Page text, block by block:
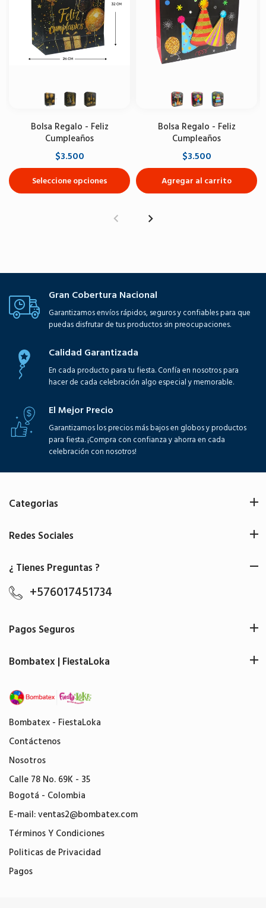
Bolsa Regalo - Feliz
Cumpleaños
$3.500
Seleccione opciones
Bolsa Regalo - Feliz
Cumpleaños
$3.500
Agregar al carrito
Gran Cobertura Nacional
Garantizamos envíos rápidos, seguros y confiables para que
puedas disfrutar de tus productos sin preocupaciones.
Calidad Garantizada
En cada producto para tu fiesta. Confía en nosotros para
hacer de cada celebración algo especial y memorable.
El Mejor Precio
Garantizamos los precios más bajos en globos y productos
para fiesta. ¡Compra con confianza y ahorra en cada
celebración con nosotros!
Bombatex - FiestaLoka
Contáctenos
Nosotros
Calle 78 No. 69K - 35
Bogotá - Colombia
E-mail:ventas2@bombatex.com
Términos Y Condiciones
Politicas de Privacidad
Pagos
Categorias
Redes Sociales
¿ Tienes Preguntas ?
+576017451734
Pagos Seguros
Bombatex | FiestaLoka